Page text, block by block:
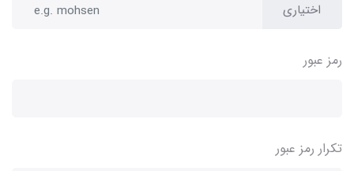
اختیاری
رمز عبور
تکرار رمز عبور